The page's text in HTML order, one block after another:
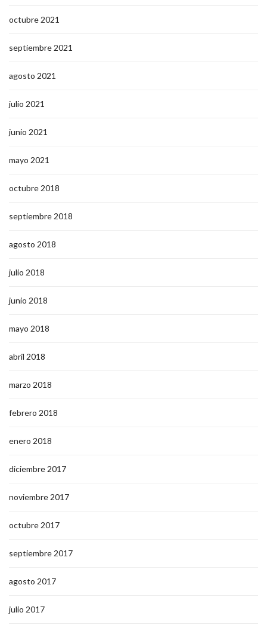
octubre 2021
septiembre 2021
agosto 2021
julio 2021
junio 2021
mayo 2021
octubre 2018
septiembre 2018
agosto 2018
julio 2018
junio 2018
mayo 2018
abril 2018
marzo 2018
febrero 2018
enero 2018
diciembre 2017
noviembre 2017
octubre 2017
septiembre 2017
agosto 2017
julio 2017